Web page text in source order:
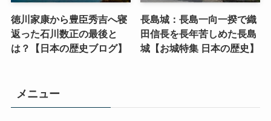
徳川家康から豊臣秀吉へ寝
返った石川数正の最後と
は？【日本の歴史ブログ】
長島城：長島一向一揆で織
田信長を長年苦しめた長島
城【お城特集 日本の歴史】
メニュー